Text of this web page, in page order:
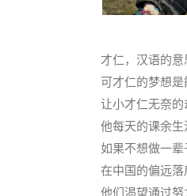
才仁，汉语的意
可才仁的梦想是
让小才仁无奈的
他每天的课余
如果不想做一
在中国的偏远
他们渴望通过努